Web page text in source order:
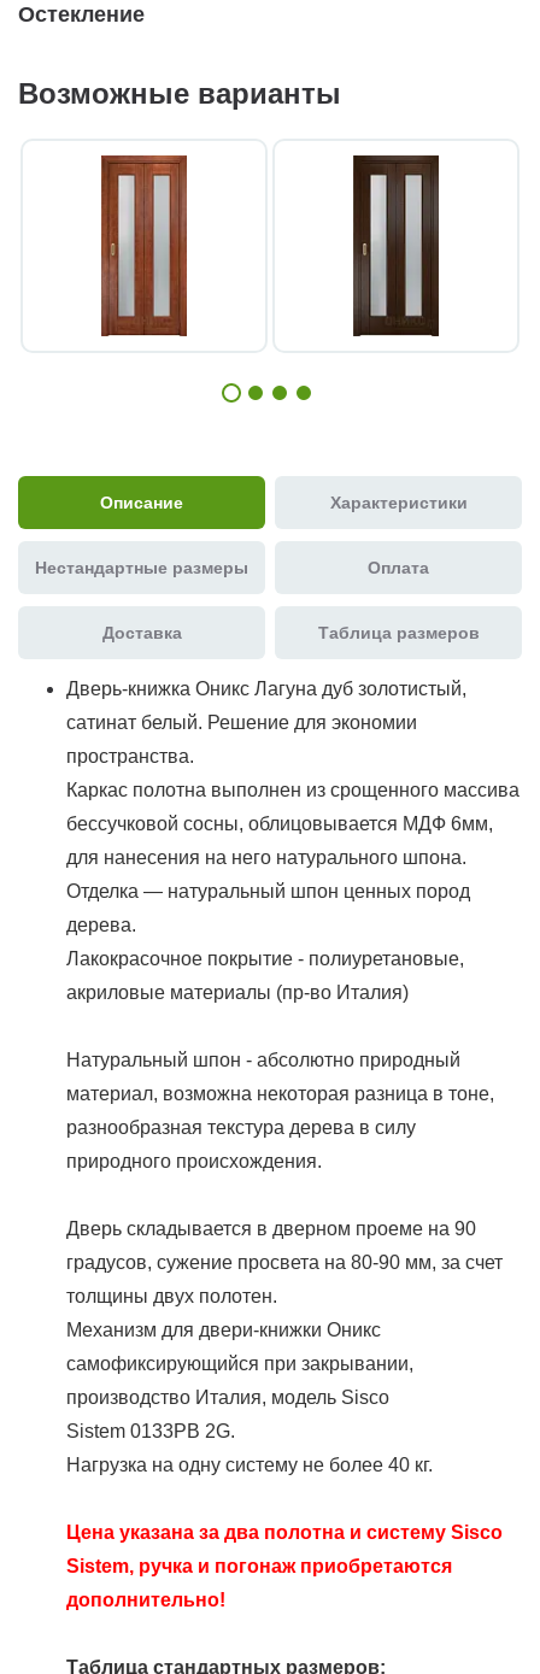
Остекление
Возможные варианты
Описание Характеристики
Нестандартные размеры Оплата
Доставка Таблица размеров
Дверь-книжка Оникс Лагуна дуб золотистый,
сатинат белый. Решение для экономии
пространства.
Каркас полотна выполнен из срощенного массива
бессучковой сосны, облицовывается МДФ 6мм,
для нанесения на него натурального шпона.
Отделка — натуральный шпон ценных пород
дерева.
Лакокрасочное покрытие - полиуретановые,
акриловые материалы (пр-во Италия)
Натуральный шпон - абсолютно природный
материал, возможна некоторая разница в тоне,
разнообразная текстура дерева в силу
природного происхождения.
Дверь складывается в дверном проеме на 90
градусов, сужение просвета на 80-90 мм, за счет
толщины двух полотен.
Механизм для двери-книжки Оникс
самофиксирующийся при закрывании,
производство Италия, модель Sisco
Sistem 0133PB 2G.
Нагрузка на одну систему не более 40 кг.
Цена указана за два полотна и систему Sisco
Sistem, ручка и погонаж приобретаются
дополнительно!
Таблица стандартных размеров: